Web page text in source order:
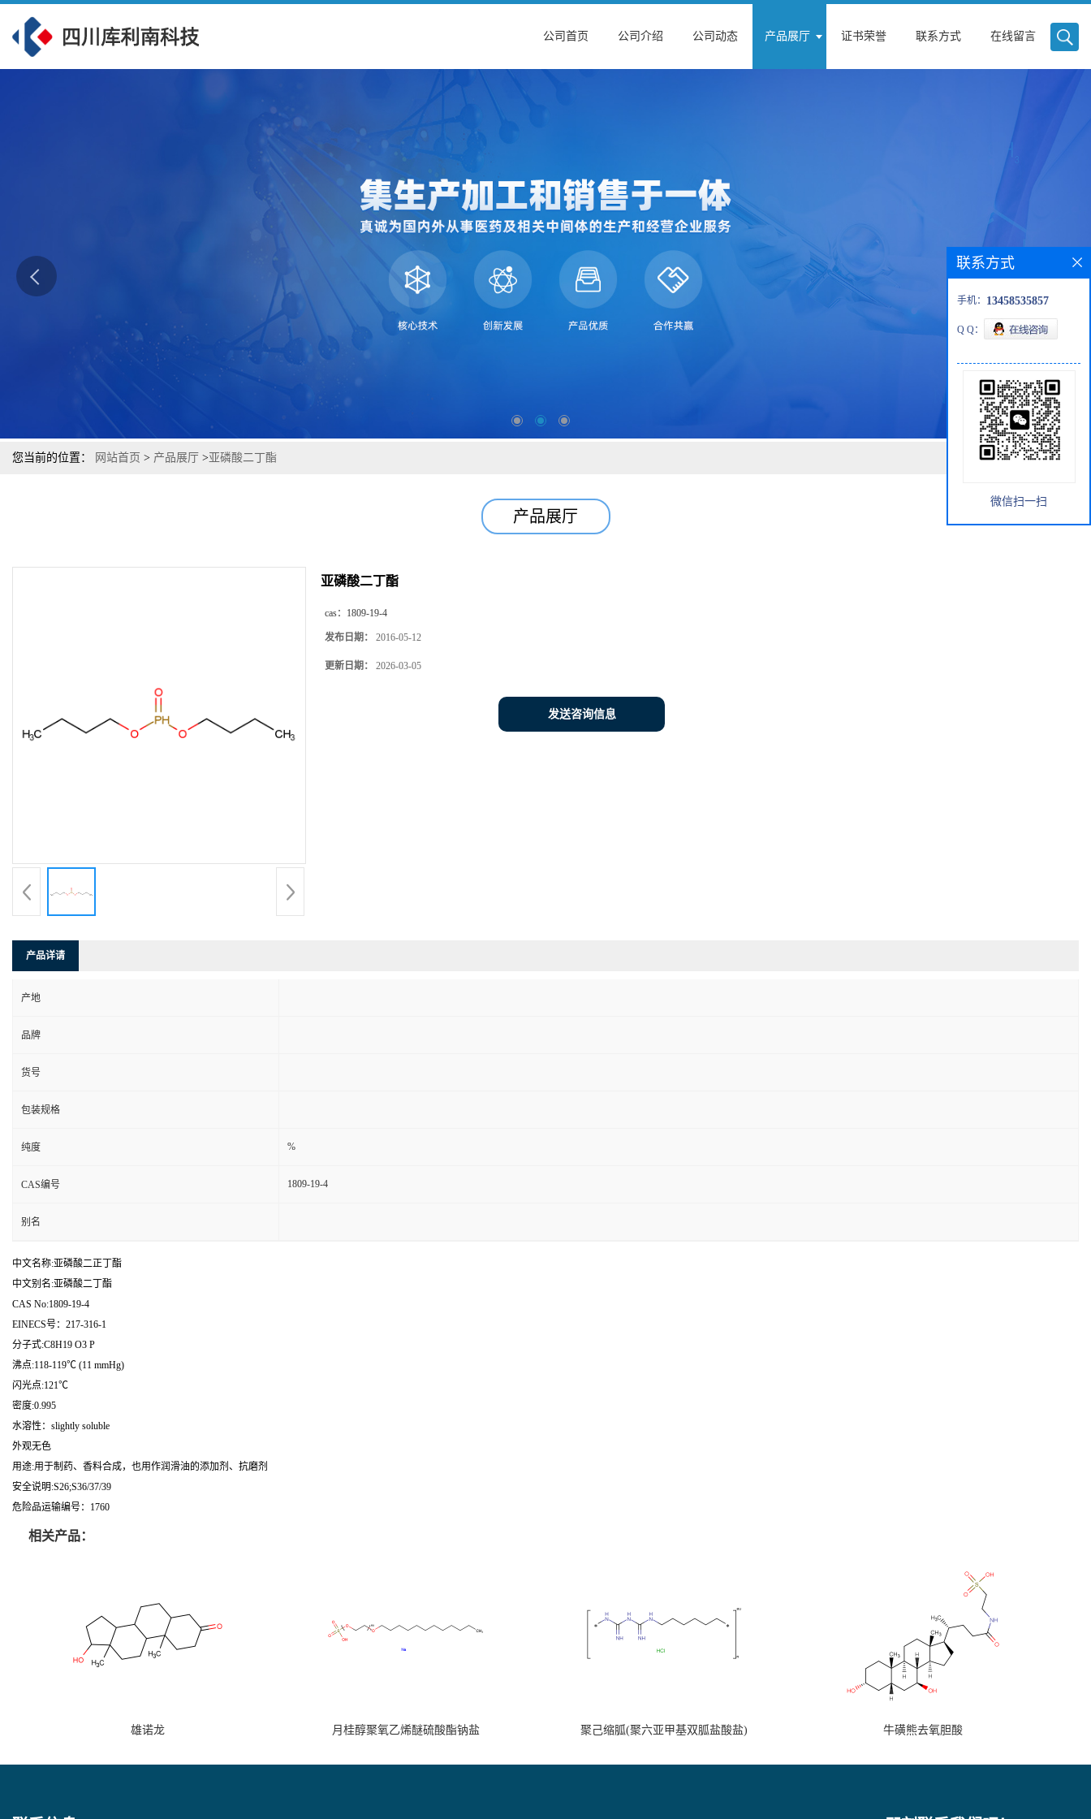
公司首页 公司介绍 公司动态 产品展厅 证书荣誉 联系方式 在线留言
您当前的位置： 网站首页 > 产品展厅 >亚磷酸二丁酯
产品展厅
亚磷酸二丁酯
cas： 1809-19-4
发布日期： 2016-05-12
更新日期： 2026-03-05
发送咨询信息
产品详请
产地
品牌
货号
包装规格
纯度 %
CAS编号 1809-19-4
别名
中文名称:亚磷酸二正丁酯
中文别名:亚磷酸二丁酯
CAS No:1809-19-4
EINECS号：217-316-1
分子式:C8H19 O3 P
沸点:118-119℃ (11 mmHg)
闪光点:121℃
密度:0.995
水溶性：slightly soluble
外观无色
用途:用于制药、香料合成，也用作润滑油的添加剂、抗磨剂
安全说明:S26;S36/37/39
危险品运输编号：1760
相关产品：
雄诺龙 月桂醇聚氧乙烯醚硫酸酯钠盐 聚己缩胍(聚六亚甲基双胍盐酸盐) 牛磺熊去氧胆酸
联系方式
手机： 13458535857
Q Q：
微信扫一扫